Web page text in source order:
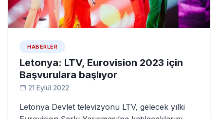
HABERLER
Letonya: LTV, Eurovision 2023 için
Başvurulara başlıyor
21 Eylül 2022
Letonya Devlet televizyonu LTV, gelecek yılki